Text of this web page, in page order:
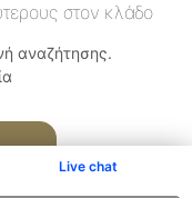
Live chat
στον κλάδο
αναζήτησης.